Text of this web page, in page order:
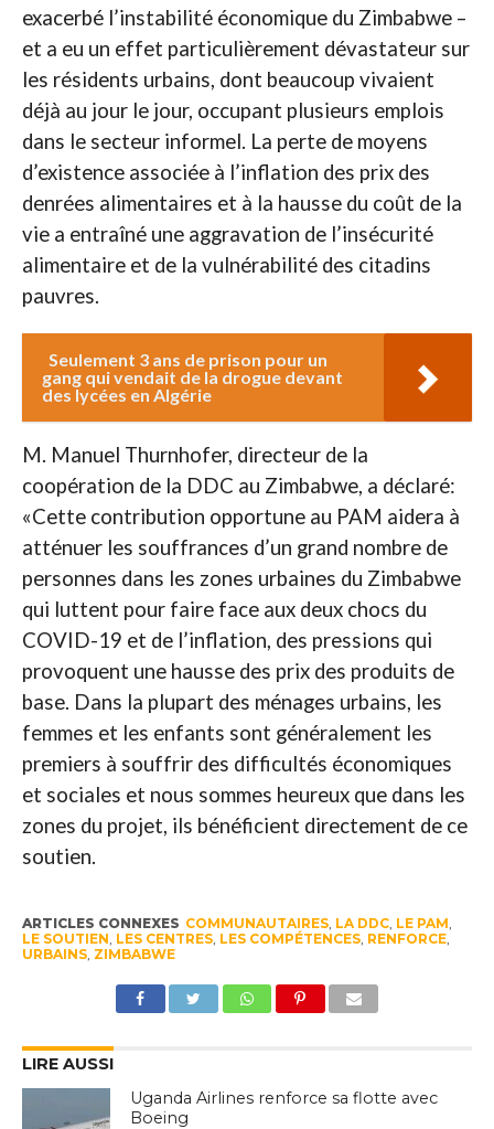
exacerbé l’instabilité économique du Zimbabwe –
et a eu un effet particulièrement dévastateur sur
les résidents urbains, dont beaucoup vivaient
déjà au jour le jour, occupant plusieurs emplois
dans le secteur informel. La perte de moyens
d’existence associée à l’inflation des prix des
denrées alimentaires et à la hausse du coût de la
vie a entraîné une aggravation de l’insécurité
alimentaire et de la vulnérabilité des citadins
pauvres.
Seulement 3 ans de prison pour un
gang qui vendait de la drogue devant
des lycées en Algérie
M. Manuel Thurnhofer, directeur de la
coopération de la DDC au Zimbabwe, a déclaré:
«Cette contribution opportune au PAM aidera à
atténuer les souffrances d’un grand nombre de
personnes dans les zones urbaines du Zimbabwe
qui luttent pour faire face aux deux chocs du
COVID-19 et de l’inflation, des pressions qui
provoquent une hausse des prix des produits de
base. Dans la plupart des ménages urbains, les
femmes et les enfants sont généralement les
premiers à souffrir des difficultés économiques
et sociales et nous sommes heureux que dans les
zones du projet, ils bénéficient directement de ce
soutien.
ARTICLES CONNEXES COMMUNAUTAIRES, LA DDC, LE PAM
LE SOUTIEN LES CENTRES, LES COMPÉTENCES, RENFORCE,
URBAINS, ZIMBABWE
LIRE AUSSI
Uganda Airlines renforce sa flotte avec
Boeing